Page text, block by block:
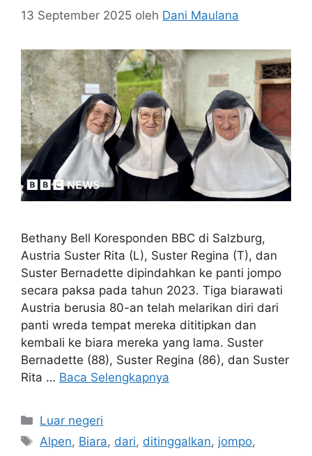
13 September 2025 oleh Dani Maulana
Bethany Bell Koresponden BBC di Salzburg,
Austria Suster Rita (L), Suster Regina (T), dan
Suster Bernadette dipindahkan ke panti jompo
secara paksa pada tahun 2023. Tiga biarawati
Austria berusia 80-an telah melarikan diri dari
panti wreda tempat mereka dititipkan dan
kembali ke biara mereka yang lama. Suster
Bernadette (88), Suster Regina (86), dan Suster
Rita … Baca Selengkapnya
Kategori
Luar negeri
Tag
Alpen, Biara, dari, ditinggalkan, jompo,